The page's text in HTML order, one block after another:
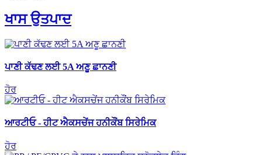
ਖਾਸ ਉਤਪਾਦ
ਪਾਣੀ ਕੱਢਣ ਲਈ 5A ਅਣੂ ਛਾਨਣੀ
ਹੋਰ
ਆਰਟੀਓ - ਹੀਟ ਐਕਸਚੇਂਜ ਹਨੀਕੌਂਬ ਸਿਰੇਮਿਕ
ਹੋਰ